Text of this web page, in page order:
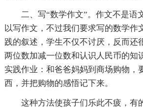
二、写“数学作文”。作文不是语
以写作文，不过我们要求写的数学作
践的叙述，学生不仅不讨厌，反而还
两位数加减一位数和认识人民币的知
实践作业：和爸爸妈妈到商场购物，
西，并把购物的感悟记下来。
这种方法使孩子们乐此不疲，有